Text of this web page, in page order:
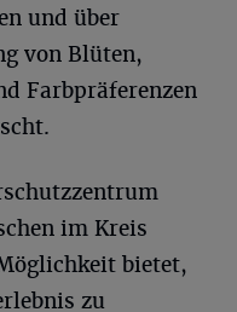
und über
von Blüten,
Farbpräferenzen
im Kreis
bietet,
zu